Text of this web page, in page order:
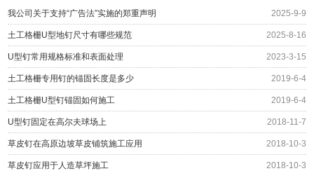
我公司关于支持“广告法”实施的郑重声明 2025-9-9
土工格栅U型地钉尺寸有哪些规范 2025-8-16
U型钉常用规格标准和表面处理 2023-3-15
土工格栅专用钉的锚固长度是多少 2019-6-4
土工格栅U型钉锚固如何施工 2019-6-4
U型钉固定在高尔夫球场上 2018-11-7
草皮钉在高原边坡草皮铺筑施工应用 2018-10-3
草皮钉应用于人造草坪施工 2018-10-3